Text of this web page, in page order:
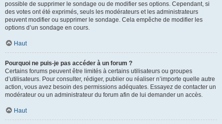
possible de supprimer le sondage ou de modifier ses options. Cependant, si
des votes ont été exprimés, seuls les modérateurs et les administrateurs
peuvent modifier ou supprimer le sondage. Cela empêche de modifier les
options d’un sondage en cours.
Haut
Pourquoi ne puis-je pas accéder à un forum ?
Certains forums peuvent être limités à certains utilisateurs ou groupes
d’utilisateurs. Pour consulter, rédiger, publier ou réaliser n’importe quelle autre
action, vous avez besoin des permissions adéquates. Essayez de contacter un
modérateur ou un administrateur du forum afin de lui demander un accès.
Haut